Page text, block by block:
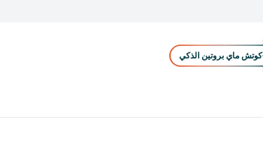
كوتش ماي بروتين الذكي